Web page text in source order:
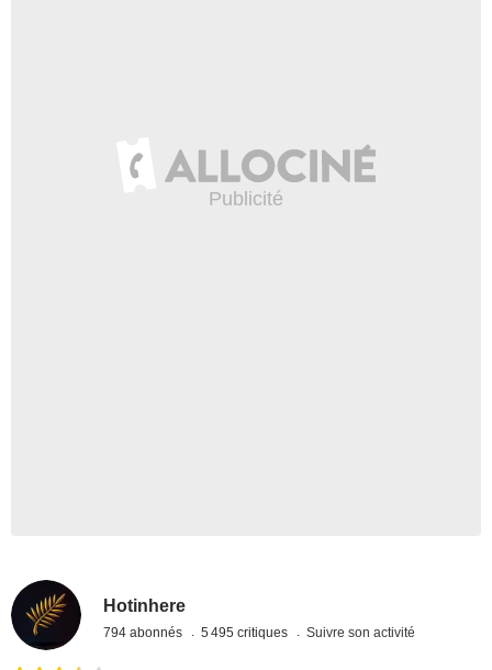
Hotinhere
794 abonnés 5 495 critiques Suivre son activité